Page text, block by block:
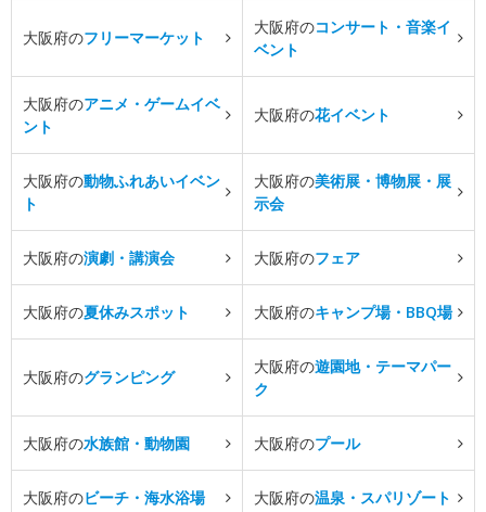
大阪府のフリーマーケット
大阪府のコンサート・音楽イ
ベント
大阪府のアニメ・ゲームイベ
ント
大阪府の花イベント
大阪府の動物ふれあいイベン
ト
大阪府の美術展・博物展・展
示会
大阪府の演劇・講演会 大阪府のフェア
大阪府の夏休みスポット 大阪府のキャンプ場・BBQ場
大阪府のグランピング
大阪府の遊園地・テーマパー
ク
大阪府の水族館・動物園 大阪府のプール
大阪府のビーチ・海水浴場 大阪府の温泉・スパリゾート